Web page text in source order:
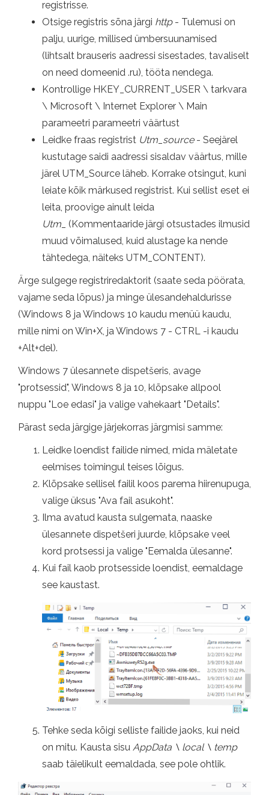
registrisse.
Otsige registris sõna järgi http- Tulemusi on
palju, uurige, millised ümbersuunamised
(lihtsalt brauseris aadressi sisestades, tavaliselt
on need domeenid .ru), tööta nendega.
Kontrollige HKEY_CURRENT_USER \ tarkvara
\ Microsoft \ Internet Explorer \ Main
parameetri parameetri väärtust
Leidke fraas registrist Utm_source - Seejärel
kustutage saidi aadressi sisaldav väärtus, mille
järel UTM_Source läheb. Korrake otsingut, kuni
leiate kõik märkused registrist. Kui sellist eset ei
leita, proovige ainult leida
Utm_
(Kommentaaride järgi otsustades ilmusid
muud võimalused, kuid alustage ka nende
tähtedega, näiteks UTM_CONTENT).
Ärge sulgege registriredaktorit (saate seda pöörata,
vajame seda lõpus) ​​ja minge ülesandehaldurisse
(Windows 8 ja Windows 10 kaudu menüü kaudu,
mille nimi on Win+X, ja Windows 7 - CTRL -i kaudu
+Alt+del).
Windows 7 ülesannete dispetšeris, avage
"protsessid", Windows 8 ja 10, klõpsake allpool
nuppu "Loe edasi" ja valige vahekaart "Details".
Pärast seda järgige järjekorras järgmisi samme:
Leidke loendist failide nimed, mida mäletate
eelmises toimingul teises lõigus.
Klõpsake sellisel failil koos parema hiirenupuga,
valige üksus "Ava fail asukoht".
Ilma avatud kausta sulgemata, naaske
ülesannete dispetšeri juurde, klõpsake veel
kord protsessi ja valige "Eemalda ülesanne".
Kui fail kaob protsesside loendist, eemaldage
see kaustast.
Tehke seda kõigi selliste failide jaoks, kui neid
on mitu. Kausta sisu AppData \ local \ temp
saab täielikult eemaldada, see pole ohtlik.